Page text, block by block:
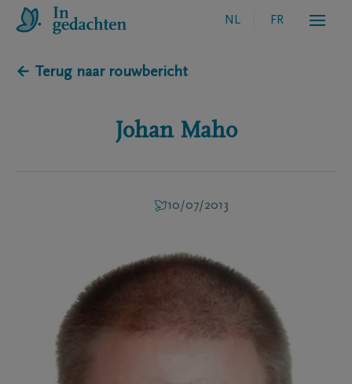
NL FR
← Terug naar rouwbericht
Johan Maho
10/07/2013